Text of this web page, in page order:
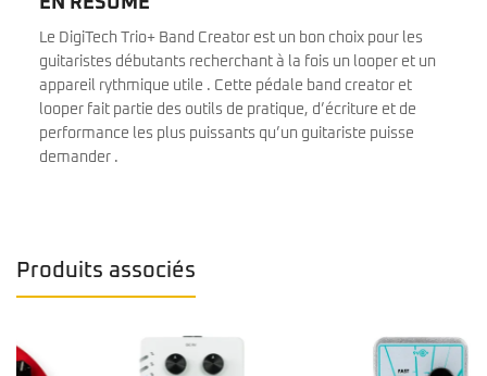
Le DigiTech Trio+ Band Creator est un bon choix pour les
guitaristes débutants recherchant à la fois un looper et un
appareil rythmique utile . Cette pédale band creator et
looper fait partie des outils de pratique, d’écriture et de
performance les plus puissants qu’un guitariste puisse
demander .
Produits associés